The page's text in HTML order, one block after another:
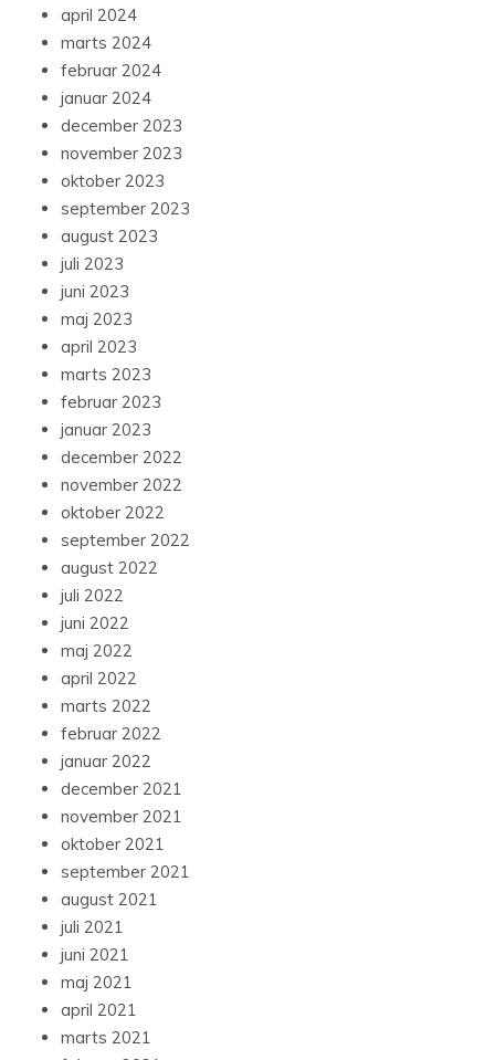
april 2024
marts 2024
februar 2024
januar 2024
december 2023
november 2023
oktober 2023
september 2023
august 2023
juli 2023
juni 2023
maj 2023
april 2023
marts 2023
februar 2023
januar 2023
december 2022
november 2022
oktober 2022
september 2022
august 2022
juli 2022
juni 2022
maj 2022
april 2022
marts 2022
februar 2022
januar 2022
december 2021
november 2021
oktober 2021
september 2021
august 2021
juli 2021
juni 2021
maj 2021
april 2021
marts 2021